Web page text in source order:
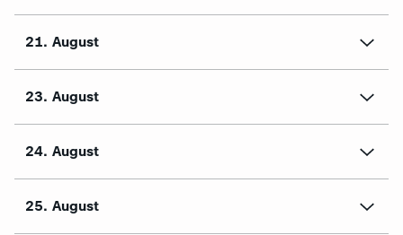
21. August
23. August
24. August
25. August